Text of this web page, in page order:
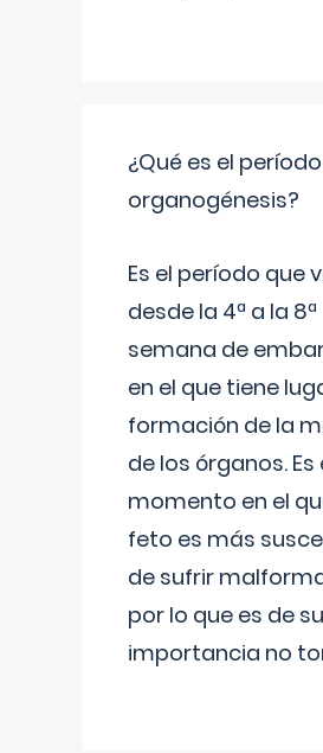
¿Qué es el
organogénesis?
Es el período que
desde la 4ª a la 8ª
semana de
en el que tiene
formación de la
de los órganos. Es
momento en el
feto es más
de sufrir
por lo que es de
importancia no